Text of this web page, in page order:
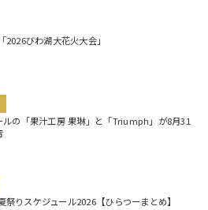
2026びわ湖大花火大会」
ルの「果汁工房 果琳」と「Triumph」が8月31
祭りスケジュール2026【ひらつーまとめ】